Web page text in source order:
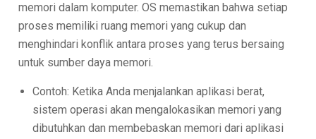
memori dalam komputer. OS memastikan bahwa setiap
proses memiliki ruang memori yang cukup dan
menghindari konflik antara proses yang terus bersaing
untuk sumber daya memori.
Contoh: Ketika Anda menjalankan aplikasi berat,
sistem operasi akan mengalokasikan memori yang
dibutuhkan dan membebaskan memori dari aplikasi